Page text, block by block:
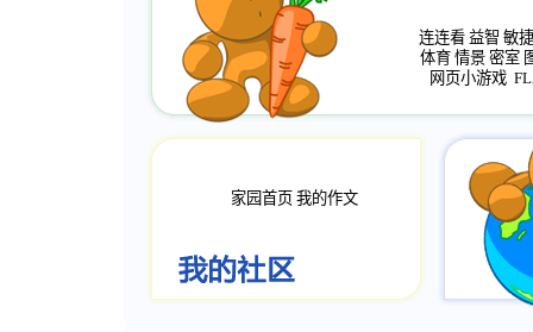
连连看 益智 敏捷
体育 情景 密室
网页小游戏
家园首页 我的作文